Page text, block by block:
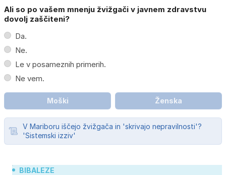
Ali so po vašem mnenju žvižgači v javnem zdravstvu
dovolj zaščiteni?
Da.
Ne.
Le v posameznih primerih.
Ne vem.
Moški Ženska
V Mariboru iščejo žvižgača in 'skrivajo nepravilnosti'?
'Sistemski izziv'
BIBALEZE